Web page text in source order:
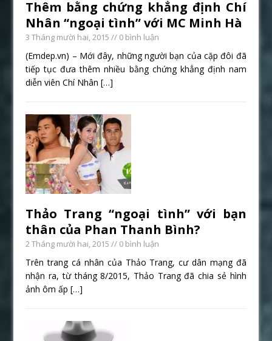
Thêm bằng chứng khẳng định Chí
Nhân “ngoại tình” với MC Minh Hà
3 Tháng mười hai, 2015 // 0 bình luận
(Emdep.vn) – Mới đây, những người bạn của cặp đôi đã
tiếp tục đưa thêm nhiều bằng chứng khẳng định nam
diễn viên Chí Nhân[…]
Thảo Trang “ngoại tình” với bạn
thân của Phan Thanh Bình?
2 Tháng mười hai, 2015 // 0 bình luận
Trên trang cá nhân của Thảo Trang, cư dân mạng đã
nhận ra, từ tháng 8/2015, Thảo Trang đã chia sẻ hình
ảnh ôm ấp[…]